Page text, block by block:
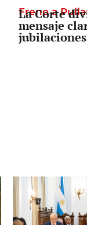
Freno a
La Corte
mensaje